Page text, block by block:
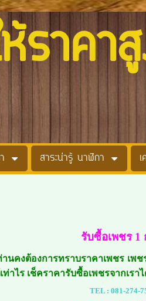
าคา
สาระน่ารู้ นาฬิกา
รับซื้อเพชร 1
นคงต้องการทราบราคาเพชร เพช
ท่าไร เช็คราคารับซื้อเพชรจากเรา
TEL : 081-274-